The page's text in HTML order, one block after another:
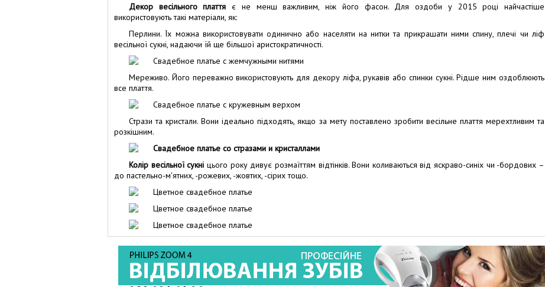
Декор весільного плаття є не менш важливим, ніж його фасон. Для оздоби у 2015 році найчастіше
використовують такі матеріали, як:
Перлини. Їх можна використовувати одинично або населяти на нитки та прикрашати ними спину, плечі чи ліф
весільної сукні, надаючи їй ще більшої аристократичності.
Мереживо. Його переважно використовують для декору ліфа, рукавів або спинки сукні. Рідше ним оздоблюють
все плаття.
Стрази та кристали. Вони ідеально підходять, якщо за мету поставлено зробити весільне плаття мерехтливим та
розкішним.
Колір весільної сукні цього року дивує розмаїттям відтінків. Вони коливаються від яскраво-синіх чи -бордових –
до пастельно-м'ятних, -рожевих, -жовтих, -сірих тощо.